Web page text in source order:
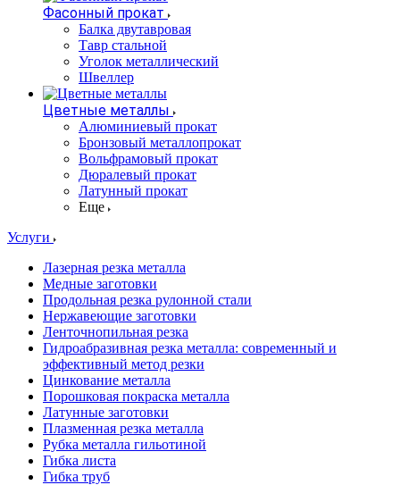
Фасонный прокат
Балка двутавровая
Тавр стальной
Уголок металлический
Швеллер
Цветные металлы
Алюминиевый прокат
Бронзовый металлопрокат
Вольфрамовый прокат
Дюралевый прокат
Латунный прокат
Еще
Услуги
Лазерная резка металла
Медные заготовки
Продольная резка рулонной стали
Нержавеющие заготовки
Ленточнопильная резка
Гидроабразивная резка металла: современный и
эффективный метод резки
Цинкование металла
Порошковая покраска металла
Латунные заготовки
Плазменная резка металла
Рубка металла гильотиной
Гибка листа
Гибка труб